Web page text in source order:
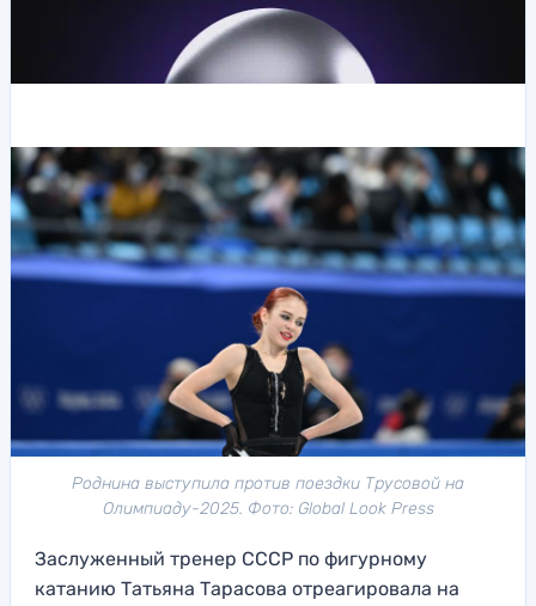
Роднина выступила против поездки Трусовой на
Олимпиаду-2025. Фото: Global Look Press
Заслуженный тренер СССР по фигурному
катанию Татьяна Тарасова отреагировала на